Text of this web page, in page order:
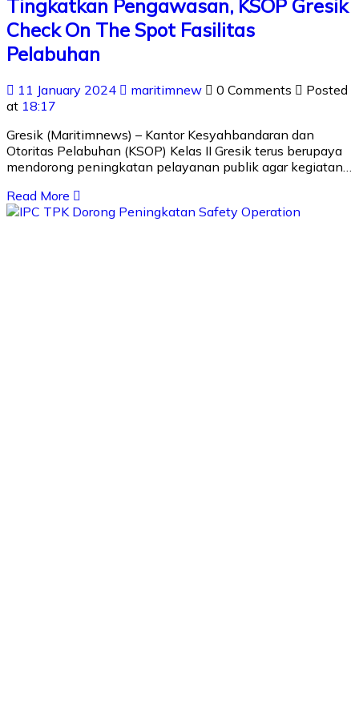
Tingkatkan Pengawasan, KSOP Gresik
Check On The Spot Fasilitas
Pelabuhan
11 January 2024 maritimnew 0 Comments
Posted
at 18:17
Gresik (Maritimnews) – Kantor Kesyahbandaran dan
Otoritas Pelabuhan (KSOP) Kelas II Gresik terus berupaya
mendorong peningkatan pelayanan publik agar kegiatan…
Read More